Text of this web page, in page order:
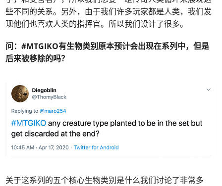
些不同的关系。另外，由于我们许多玩家都是人类，我们发
现他们也喜欢人类的指挥官。所以我们设计了很多。
问：#MTGIKO有生物类别原本预计会出现在系列中，但是
后来被移除的吗？
关于这系列的五个核心生物类别是什么我们讨论了非常多